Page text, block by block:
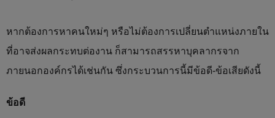
หากต้องการหาคนใหม่ๆ หรือไม่ต้องการเปลี่ยนตำแหน่งภายใน
ที่อาจส่งผลกระทบต่องาน ก็สามารถสรรหาบุคลากรจาก
ภายนอกองค์กรได้เช่นกัน ซึ่งกระบวนการนี้มีข้อดี-ข้อเสียดังนี้
ข้อดี